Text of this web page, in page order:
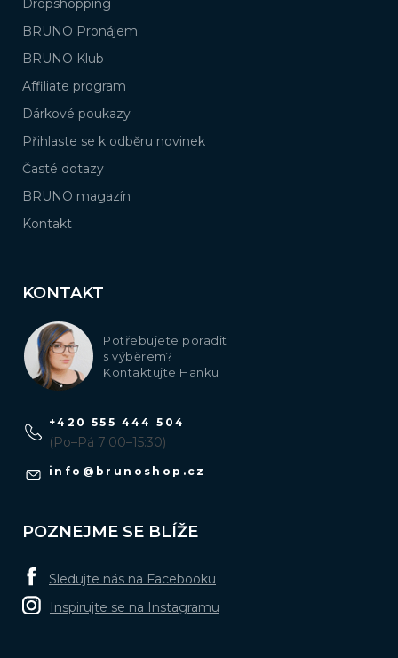
Dropshopping
BRUNO Pronájem
BRUNO Klub
Affiliate program
Dárkové poukazy
Přihlaste se k odběru novinek
Časté dotazy
BRUNO magazín
Kontakt
KONTAKT
Potřebujete poradit
s výběrem?
Kontaktujte Hanku
info @ brunoshop.cz
+420 555 444 504
(Po–Pá 7:00–15:30)
POZNEJME SE BLÍŽE
Sledujte nás na Facebooku
Inspirujte se na Instagramu